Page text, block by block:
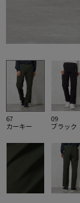
67
カーキー
09
ブラック